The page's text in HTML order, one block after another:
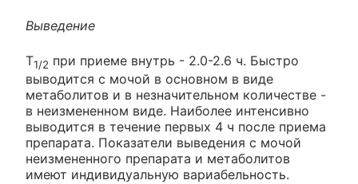
Выведение
Т1/2 при приеме внутрь - 2.0-2.6 ч. Быстро
выводится с мочой в основном в виде
метаболитов и в незначительном количестве -
в неизмененном виде. Наиболее интенсивно
выводится в течение первых 4 ч после приема
препарата. Показатели выведения с мочой
неизмененного препарата и метаболитов
имеют индивидуальную вариабельность.